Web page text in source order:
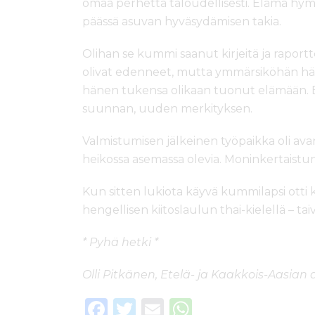
omaa perhettä taloudellisesti. Elämä
päässä asuvan hyväsydämisen takia.
Olihan se kummi saanut kirjeitä ja
olivat edenneet, mutta ymmärsiköhän
hänen tukensa olikaan tuonut elämään.
suunnan, uuden merkityksen.
Valmistumisen jälkeinen työpaikka oli
heikossa asemassa olevia.
Kun sitten lukiota käyvä kummilapsi otti
hengellisen kiitoslaulun thai-kielellä –
* Pyhä hetki *
Olli Pitkänen, Etelä- ja Kaakkois-Aasian
F T E